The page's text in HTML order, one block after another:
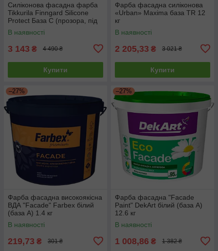
Силіконова фасадна фарба
Tikkurila Finngard Silicone
Protect База С (прозора, під
тонування) 9л
В наявності
3 143 ₴ 4 490 ₴
Купити
Фарба фасадна силіконова
«Urban» Maxima база TR 12
кг
В наявності
2 205,33 ₴ 3 021 ₴
Купити
–27%
Фарба фасадна високоякісна
ВДА "Facade" Farbex білий
(база А) 1.4 кг
В наявності
219,73 ₴ 301 ₴
–27%
Фарба фасадна "Facade
Paint" DekArt білий (база А)
12.6 кг
В наявності
1 008,86 ₴ 1 382 ₴